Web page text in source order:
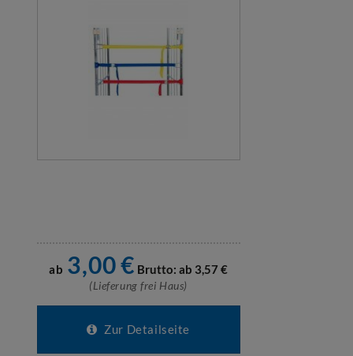
ab 3,00€ Brutto: ab 3,57€
(Lieferung frei Haus)
Zur Detailseite